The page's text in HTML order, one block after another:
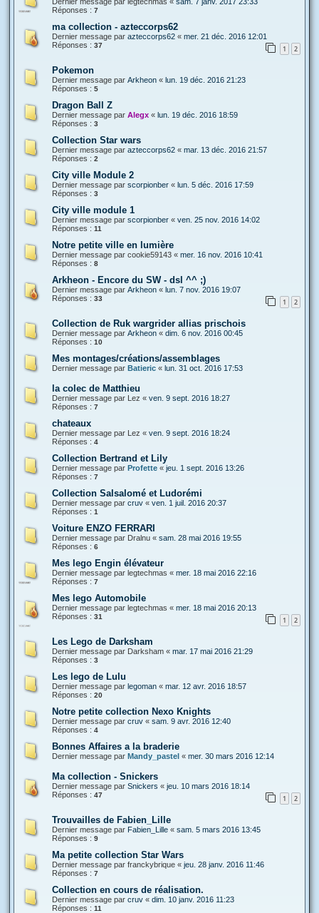
Réponses : 7
ma collection - azteccorps62
Dernier message par azteccorps62 « mer. 21 déc. 2016 12:01
Réponses : 37 1 2
Pokemon
Dernier message par Arkheon « lun. 19 déc. 2016 21:23
Réponses : 5
Dragon Ball Z
Dernier message par Alegx « lun. 19 déc. 2016 18:59
Réponses : 3
Collection Star wars
Dernier message par azteccorps62 « mar. 13 déc. 2016 21:57
Réponses : 2
City ville Module 2
Dernier message par scorpionber « lun. 5 déc. 2016 17:59
Réponses : 3
City ville module 1
Dernier message par scorpionber « ven. 25 nov. 2016 14:02
Réponses : 11
Notre petite ville en lumière
Dernier message par cookie59143 « mer. 16 nov. 2016 10:41
Réponses : 8
Arkheon - Encore du SW - dsl ^^ ;)
Dernier message par Arkheon « lun. 7 nov. 2016 19:07
Réponses : 33 1 2
Collection de Ruk wargrider allias prischois
Dernier message par Arkheon « dim. 6 nov. 2016 00:45
Réponses : 10
Mes montages/créations/assemblages
Dernier message par Batieric « lun. 31 oct. 2016 17:53
la colec de Matthieu
Dernier message par Lez « ven. 9 sept. 2016 18:27
Réponses : 7
chateaux
Dernier message par Lez « ven. 9 sept. 2016 18:24
Réponses : 4
Collection Bertrand et Lily
Dernier message par Profette « jeu. 1 sept. 2016 13:26
Réponses : 7
Collection Salsalomé et Ludorémi
Dernier message par cruv « ven. 1 juil. 2016 20:37
Réponses : 1
Voiture ENZO FERRARI
Dernier message par Dralnu « sam. 28 mai 2016 19:55
Réponses : 6
Mes lego Engin élévateur
Dernier message par legtechmas « mer. 18 mai 2016 22:16
Réponses : 7
Mes lego Automobile
Dernier message par legtechmas « mer. 18 mai 2016 20:13
Réponses : 31 1 2
Les Lego de Darksham
Dernier message par Darksham « mar. 17 mai 2016 21:29
Réponses : 3
Les lego de Lulu
Dernier message par legoman « mar. 12 avr. 2016 18:57
Réponses : 20
Notre petite collection Nexo Knights
Dernier message par cruv « sam. 9 avr. 2016 12:40
Réponses : 4
Bonnes Affaires a la braderie
Dernier message par Mandy_pastel « mer. 30 mars 2016 12:14
Ma collection - Snickers
Dernier message par Snickers « jeu. 10 mars 2016 18:14
Réponses : 47 1 2
Trouvailles de Fabien_Lille
Dernier message par Fabien_Lille « sam. 5 mars 2016 13:45
Réponses : 9
Ma petite collection Star Wars
Dernier message par franckybrique « jeu. 28 janv. 2016 11:46
Réponses : 7
Collection en cours de réalisation.
Dernier message par cruv « dim. 10 janv. 2016 11:23
Réponses : 11